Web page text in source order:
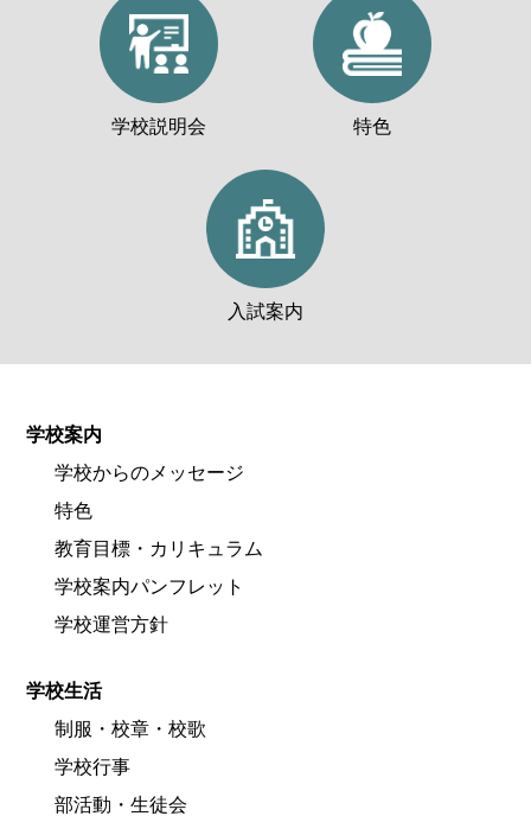
学校説明会 特色
入試案内
学校案内
学校からのメッセージ
特色
教育目標・カリキュラム
学校案内パンフレット
学校運営方針
学校生活
制服・校章・校歌
学校行事
部活動・生徒会